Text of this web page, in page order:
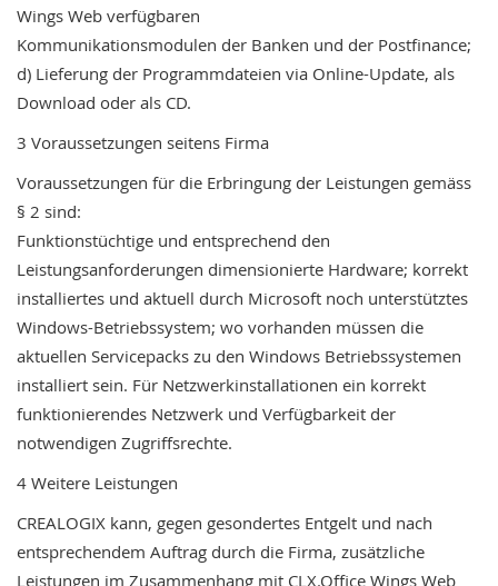
Wings Web verfügbaren
Kommunikationsmodulen der Banken und der Postfinance;
d) Lieferung der Programmdateien via Online-Update, als
Download oder als CD.
3 Voraussetzungen seitens Firma
Voraussetzungen für die Erbringung der Leistungen gemäss
§ 2 sind:
Funktionstüchtige und entsprechend den
Leistungsanforderungen dimensionierte Hardware; korrekt
installiertes und aktuell durch Microsoft noch unterstütztes
Windows-Betriebssystem; wo vorhanden müssen die
aktuellen Servicepacks zu den Windows Betriebssystemen
installiert sein. Für Netzwerkinstallationen ein korrekt
funktionierendes Netzwerk und Verfügbarkeit der
notwendigen Zugriffsrechte.
4 Weitere Leistungen
CREALOGIX kann, gegen gesondertes Entgelt und nach
entsprechendem Auftrag durch die Firma, zusätzliche
Leistungen im Zusammenhang mit CLX.Office Wings Web